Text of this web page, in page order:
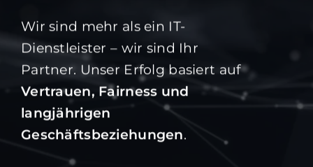
Wir sind mehr als ein IT-
Dienstleister – wir sind Ihr
Partner. Unser Erfolg basiert auf
Vertrauen, Fairness und
langjährigen
Geschäftsbeziehungen.